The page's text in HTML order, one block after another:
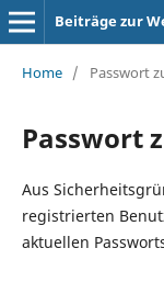
Beiträge zur
Home / Passwort
Passwort
Aus
registrierten
aktuellen